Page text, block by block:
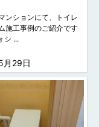
ンションにて、トイレ
施工事例のご紹介です
シ ...
月29日